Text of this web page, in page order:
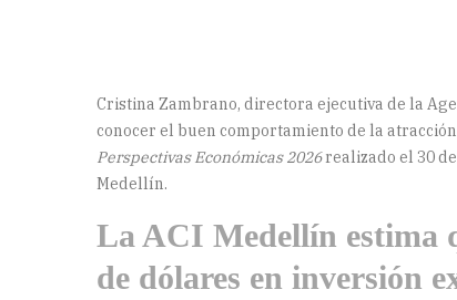
Cristina Zambrano, directora ejecutiva de la
conocer el buen comportamiento de la
Perspectivas Económicas 2026realizado el 30
Medellín.
La ACI Medellín estima
de dólares en inversión